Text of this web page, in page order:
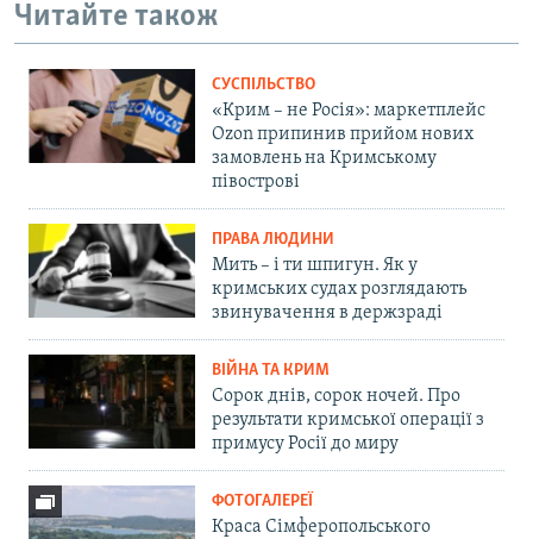
Читайте також
СУСПІЛЬСТВО
«Крим – не Росія»: маркетплейс
Ozon припинив прийом нових
замовлень на Кримському
півострові
ПРАВА ЛЮДИНИ
Мить – і ти шпигун. Як у
кримських судах розглядають
звинувачення в держзраді
ВІЙНА ТА КРИМ
Сорок днів, сорок ночей. Про
результати кримської операції з
примусу Росії до миру
ФОТОГАЛЕРЕЇ
Краса Сімферопольського